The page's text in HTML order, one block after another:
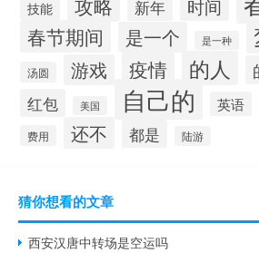
技能 新年 时间
春节期间 是一个 是一种
汤圆 游戏 疫情 的人
红包
美国 自己的 英语
费用 还不 都是 陆游
猜你想看的文章
西安汉唐中转场是空运吗